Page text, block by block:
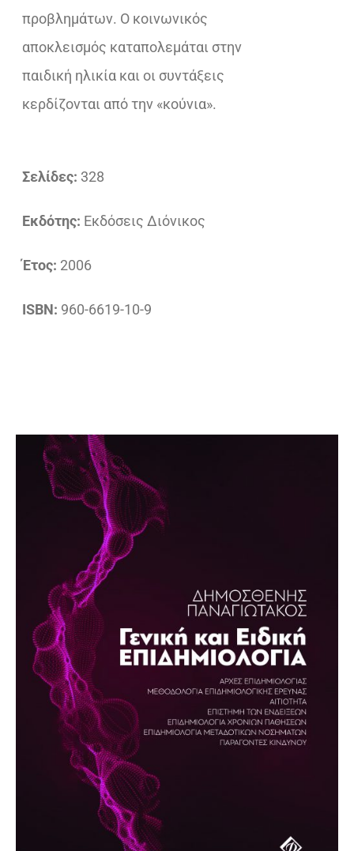
προβλημάτων. Ο κοινωνικός
αποκλεισμός καταπολεμάται στην
παιδική ηλικία και οι συντάξεις
κερδίζονται από την «κούνια».
Σελίδες: 328
Εκδότης: Εκδόσεις Διόνικος
Έτος: 2006
ISBN: 960-6619-10-9